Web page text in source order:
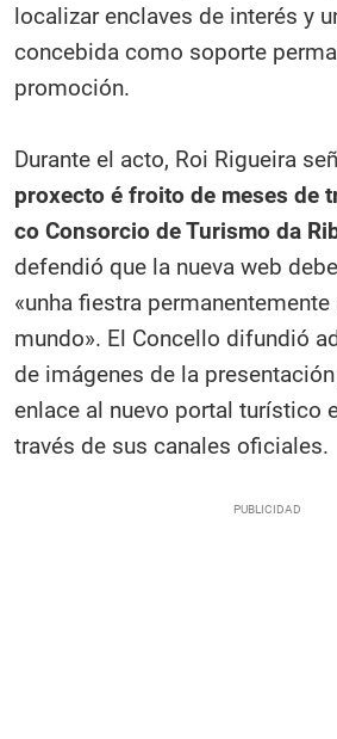
localizar enclaves de interés y
concebida como soporte
promoción.
Durante el acto, Roi Rigueira
proxecto é froito de meses de
co Consorcio de Turismo da
defendió que la nueva web
«unha fiestra permanentemente
mundo». El Concello difundió
de imágenes de la
enlace al nuevo portal turístico
través de sus canales oficiales.